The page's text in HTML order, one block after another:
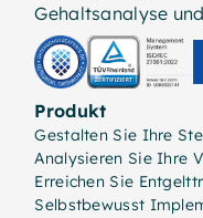
Gehaltsanalyse
Produkt
Gestalten Sie Ihre
Analysieren Sie Ihre
Erreichen Sie
Selbstbewusst